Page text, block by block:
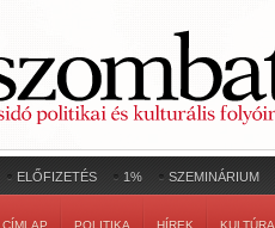
ELŐFIZETÉS 1% SZEMINÁRIUM
CÍMLAP POLITIKA HÍREK KULTÚRA